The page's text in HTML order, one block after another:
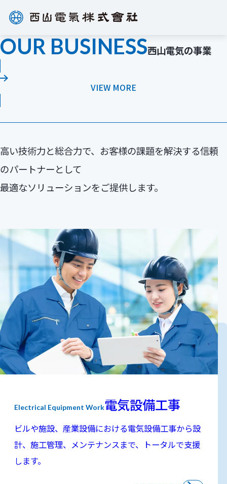
このページの本文へ
次の100年へ。
常に新たな技術革新に
OUR BUSINESS西山電気の事業
VIEW MORE
高い技術力と総合力で、お客様の課題を解決する信頼
のパートナーとして
最適なソリューションをご提供します。
Electrical Equipment Work電気設備工事
ビルや施設、産業設備における電気設備工事から設
計、施工管理、メンテナンスまで、トータルで支援
します。